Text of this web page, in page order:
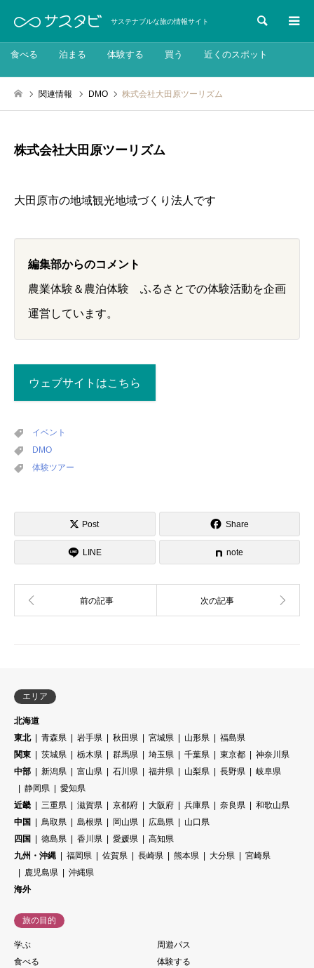
サステナブルな旅の情報サイト 検索
食べる 泊まる 体験する 買う 近くのスポット
関連情報 DMO 株式会社大田原ツーリズム
株式会社大田原ツーリズム
大田原市の地域観光地域づくり法人です
編集部からのコメント
農業体験＆農泊体験 ふるさとでの体験活動を企画
運営しています。
ウェブサイトはこちら
イベント
DMO
体験ツアー
Post Share
LINE note
エリア
北海道
東北
青森県 岩手県 秋田県 宮城県 山形県
福島県
関東
茨城県 栃木県 群馬県 埼玉県 千葉県 東京都
神奈川県
中部
新潟県 富山県 石川県 福井県 山梨県 長野県
岐阜県
静岡県
愛知県
近畿
三重県 滋賀県 京都府 大阪府 兵庫県 奈良県
和歌山県
中国
鳥取県 島根県 岡山県 広島県
山口県
四国
徳島県 香川県 愛媛県
高知県
九州・沖縄
福岡県 佐賀県 長崎県 熊本県 大分県
宮崎県
鹿児島県
沖縄県
海外
旅の目的
学ぶ
周遊パス
食べる
体験する